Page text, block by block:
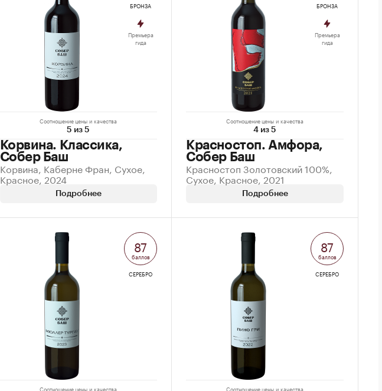
Соотношение цены и качества
5 из 5
Корвина. Классика,
Собер Баш
Корвина, Каберне Фран, Сухое,
Красное, 2024
Подробнее
БРОНЗА
Премьера
гида
Соотношение цены и качества
4 из 5
Красностоп. Амфора,
Собер Баш
Красностоп Золотовский 100%,
Сухое, Красное, 2021
Подробнее
БРОНЗА
Премьера
гида
Соотношение цены и качества
87
баллов
СЕРЕБРО
Соотношение цены и качества
87
баллов
СЕРЕБРО